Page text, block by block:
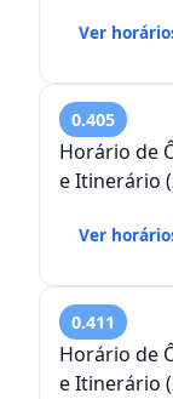
Ver
0.405
Horário de
e Itinerário
Ver
0.411
Horário de
e Itinerário